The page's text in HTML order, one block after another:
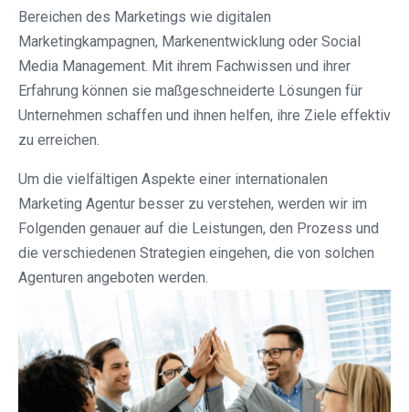
Bereichen des Marketings wie digitalen
Marketingkampagnen, Markenentwicklung oder Social
Media Management. Mit ihrem Fachwissen und ihrer
Erfahrung können sie maßgeschneiderte Lösungen für
Unternehmen schaffen und ihnen helfen, ihre Ziele effektiv
zu erreichen.
Um die vielfältigen Aspekte einer internationalen
Marketing Agentur besser zu verstehen, werden wir im
Folgenden genauer auf die Leistungen, den Prozess und
die verschiedenen Strategien eingehen, die von solchen
Agenturen angeboten werden.